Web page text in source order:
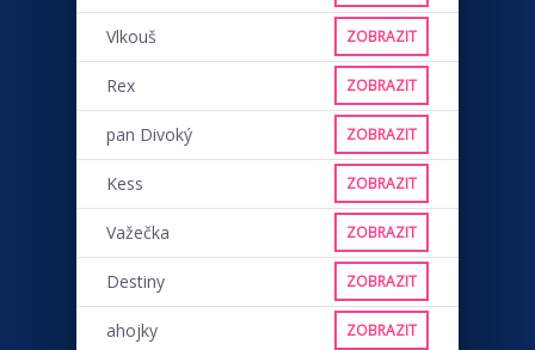
Vlkouš ZOBRAZIT
Rex ZOBRAZIT
pan Divoký ZOBRAZIT
Kess ZOBRAZIT
Važečka ZOBRAZIT
Destiny ZOBRAZIT
ahojky ZOBRAZIT